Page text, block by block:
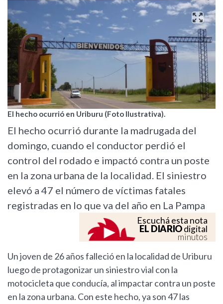
El hecho ocurrió en Uriburu (Foto Ilustrativa).
El hecho ocurrió durante la madrugada del
domingo, cuando el conductor perdió el
control del rodado e impactó contra un poste
en la zona urbana de la localidad. El siniestro
elevó a 47 el número de víctimas fatales
registradas en lo que va del año en La Pampa
Escuchá esta nota
EL DIARIOdigital
minutos
Un joven de 26 años falleció en la localidad de Uriburu
luego de protagonizar un siniestro vial con la
motocicleta que conducía, al impactar contra un poste
en la zona urbana. Con este hecho, ya son 47 las